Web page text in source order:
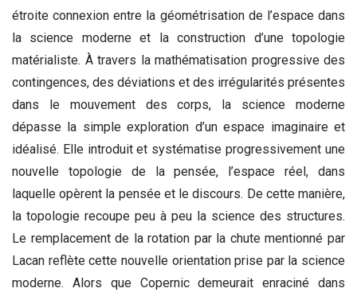
étroite connexion entre la géométrisation de l’espace dans
la science moderne et la construction d’une topologie
matérialiste. À travers la mathématisation progressive des
contingences, des déviations et des irrégularités présentes
dans le mouvement des corps, la science moderne
dépasse la simple exploration d’un espace imaginaire et
idéalisé. Elle introduit et systématise progressivement une
nouvelle topologie de la pensée, l’espace réel, dans
laquelle opèrent la pensée et le discours. De cette manière,
la topologie recoupe peu à peu la science des structures.
Le remplacement de la rotation par la chute mentionné par
Lacan reflète cette nouvelle orientation prise par la science
moderne. Alors que Copernic demeurait enraciné dans